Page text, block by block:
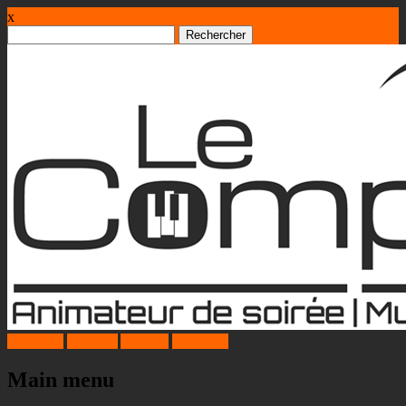
x
Main menu